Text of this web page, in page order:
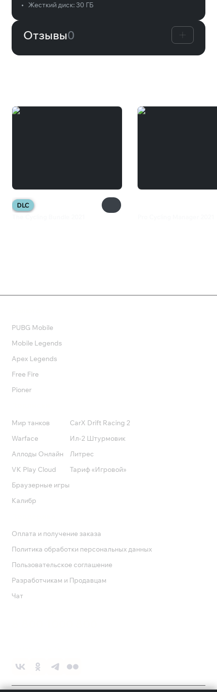
•
Жесткий диск: 30 ГБ
Отзывы0
DLC
PUBG Mobile
Mobile Legends
Apex Legends
Free Fire
Pioner
Мир танков
Warface
Аллоды Онлайн
VK Play Cloud
Браузерные игры
Калибр
CarX Drift Racing 2
Ил-2 Штурмовик
Литрес
Тариф «Игровой»
Оплата и получение заказа
Политика обработки персональных данных
Пользовательское соглашение
Разработчикам и Продавцам
Чат